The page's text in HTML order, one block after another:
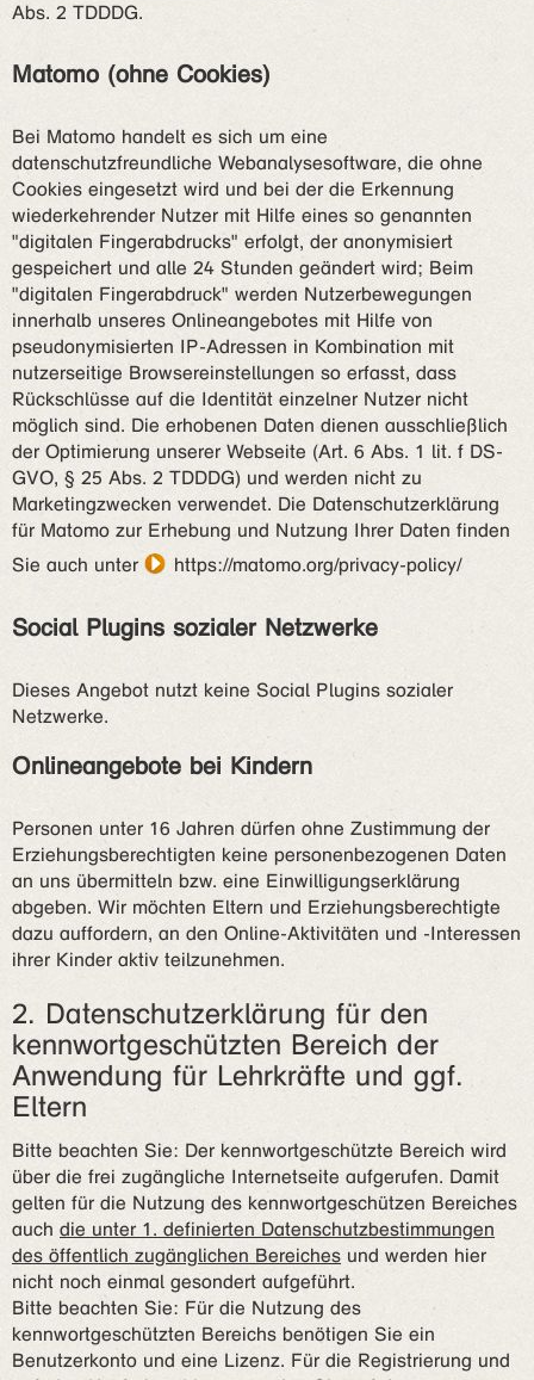
Abs. 2 TDDDG.
Matomo (ohne Cookies)
Bei Matomo handelt es sich um eine
datenschutzfreundliche Webanalysesoftware, die ohne
Cookies eingesetzt wird und bei der die Erkennung
wiederkehrender Nutzer mit Hilfe eines so genannten
"digitalen Fingerabdrucks" erfolgt, der anonymisiert
gespeichert und alle 24 Stunden geändert wird; Beim
"digitalen Fingerabdruck" werden Nutzerbewegungen
innerhalb unseres Onlineangebotes mit Hilfe von
pseudonymisierten IP-Adressen in Kombination mit
nutzerseitige Browsereinstellungen so erfasst, dass
Rückschlüsse auf die Identität einzelner Nutzer nicht
möglich sind. Die erhobenen Daten dienen ausschließlich
der Optimierung unserer Webseite (Art. 6 Abs. 1 lit. f DS-
GVO, § 25 Abs. 2 TDDDG) und werden nicht zu
Marketingzwecken verwendet. Die Datenschutzerklärung
für Matomo zur Erhebung und Nutzung Ihrer Daten finden
Sie auch unter
https://matomo.org/privacy-policy/
Social Plugins sozialer Netzwerke
Dieses Angebot nutzt keine Social Plugins sozialer
Netzwerke.
Onlineangebote bei Kindern
Personen unter 16 Jahren dürfen ohne Zustimmung der
Erziehungsberechtigten keine personenbezogenen Daten
an uns übermitteln bzw. eine Einwilligungserklärung
abgeben. Wir möchten Eltern und Erziehungsberechtigte
dazu auffordern, an den Online-Aktivitäten und -Interessen
ihrer Kinder aktiv teilzunehmen.
2. Datenschutzerklärung für den
kennwortgeschützten Bereich der
Anwendung für Lehrkräfte und ggf.
Eltern
Bitte beachten Sie: Der kennwortgeschützte Bereich wird
über die frei zugängliche Internetseite aufgerufen. Damit
gelten für die Nutzung des kennwortgeschützen Bereiches
auch die unter 1. definierten Datenschutzbestimmungen
des öffentlich zugänglichen Bereiches und werden hier
nicht noch einmal gesondert aufgeführt.
Bitte beachten Sie: Für die Nutzung des
kennwortgeschützten Bereichs benötigen Sie ein
Benutzerkonto und eine Lizenz. Für die Registrierung und